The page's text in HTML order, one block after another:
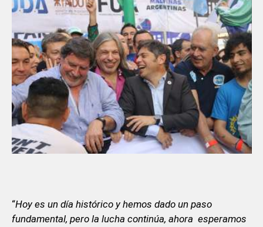
“Hoy es un día histórico y hemos dado un paso
fundamental, pero la lucha continúa, ahora esperamos